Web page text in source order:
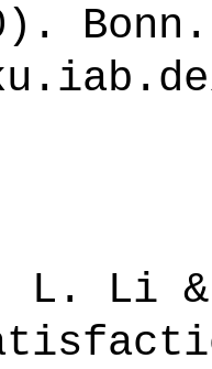
Bonn.
L. Li